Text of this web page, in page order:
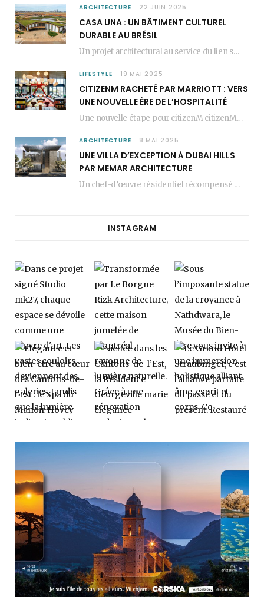
ARCHITECTURE 22 JUIN 2025
CASA UNA : UN BÂTIMENT CULTUREL
DURABLE AU BRÉSIL
Un projet architectural au service du lien social Casa Una est un bâtiment culturel durable…
LIFESTYLE 19 MAI 2025
CITIZENM RACHETÉ PAR MARRIOTT : VERS
UNE NOUVELLE ÈRE DE L’HOSPITALITÉ
Une nouvelle étape pour citizenM citizenM racheté par Marriott, c’est une annonce qui marque un…
ARCHITECTURE 8 MAI 2025
UNE VILLA D’EXCEPTION À DUBAI HILLS
PAR MEMAR ARCHITECTURE
Un chef-d’œuvre résidentiel récompensé MEMAR Architecture, agence renommée basée à Dubaï, présente aujourd’hui sa dernière…
INSTAGRAM